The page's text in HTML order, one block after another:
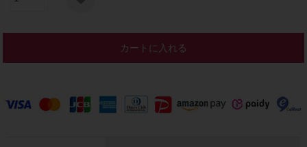
カートに入れる